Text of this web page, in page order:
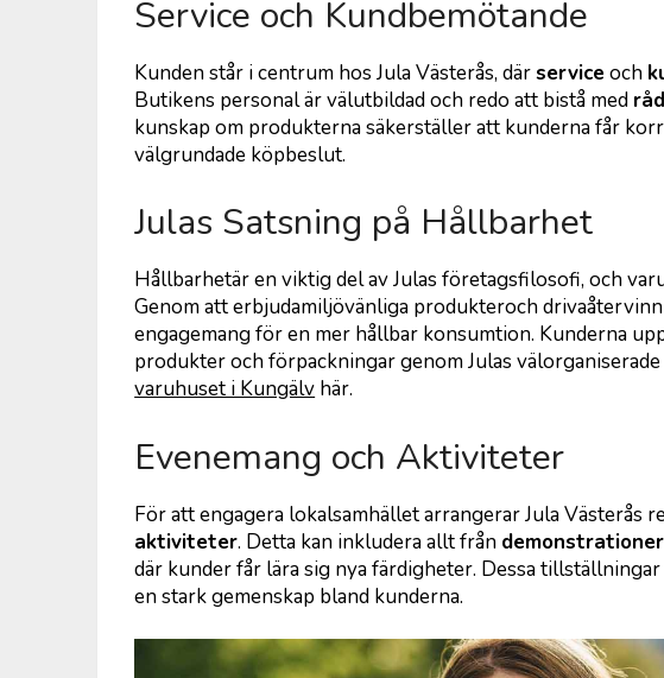
Service och Kundbemötande
Kunden står i centrum hos Jula Västerås, därservice och
Butikens personal är välutbildad och redo att bistå med
kunskap om produkterna säkerställer att kunderna får
välgrundade köpbeslut.
Julas Satsning på Hållbarhet
Hållbarhetär en viktig del av Julas företagsfilosofi, och
Genom att erbjudamiljövänliga produkteroch
engagemang för en mer hållbar konsumtion. Kunderna
produkter och förpackningar genom Julas
varuhuset i Kungälv här.
Evenemang och Aktiviteter
För att engagera lokalsamhället arrangerar Jula Västerås
aktiviteter. Detta kan inkludera allt från demonstrationer
där kunder får lära sig nya färdigheter. Dessa
en stark gemenskap bland kunderna.